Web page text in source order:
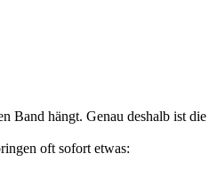
Band hängt. Genau deshalb ist die
oft sofort etwas: